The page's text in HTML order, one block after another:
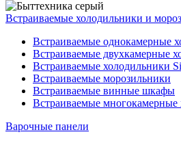
Встраиваемые холодильники и
Встраиваемые однокамерные
Встраиваемые двухкамерные
Встраиваемые холодильники
Встраиваемые морозильники
Встраиваемые винные шкафы
Встраиваемые многокамерные
Варочные панели